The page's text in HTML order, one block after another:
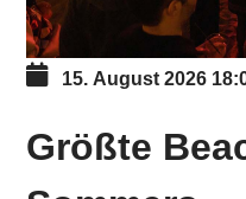
15. August 2026
Größte